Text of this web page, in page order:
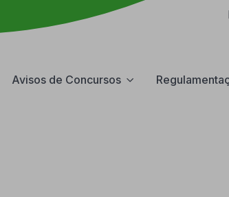
Avisos de Concursos